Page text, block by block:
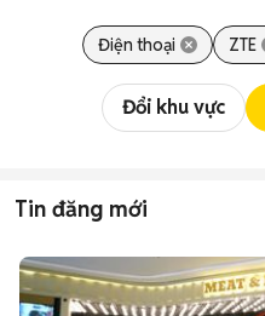
Điện thoại ZTE
Đổi khu vực
Tin đăng mới